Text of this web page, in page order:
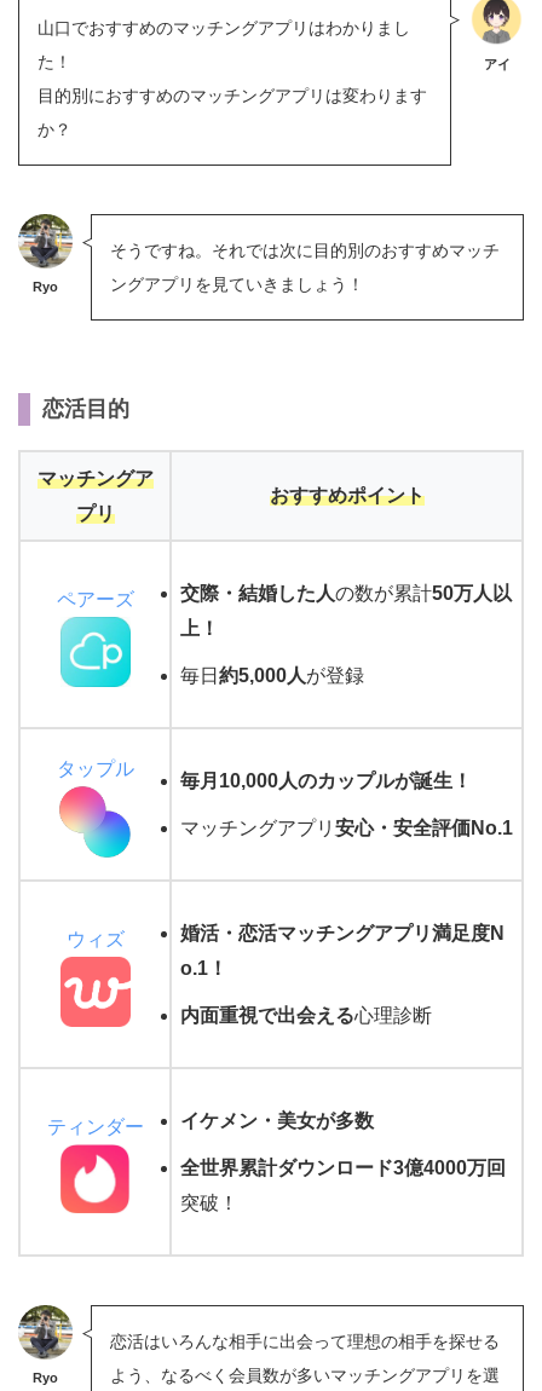
山口でおすすめのマッチングアプリはわかりまし
た！
目的別におすすめのマッチングアプリは変わります
か？
アイ
Ryo
そうですね。それでは次に目的別のおすすめマッチ
ングアプリを見ていきましょう！
恋活目的
マッチングア
プリ
おすすめポイント
ペアーズ 交際・結婚した人の数が累計50万人以
上！
毎日 約5,000人が登録
タップル
毎月10,000人のカップルが誕生！
マッチングアプリ 安心・安全評価No.1
ウィズ
婚活・恋活マッチングアプリ満足度N
o.1 ！
内面重視で出会える心理診断
ティンダー イケメン・美女が多数
全世界累計ダウンロード3億4000万回
突破！
Ryo
恋活はいろんな相手に出会って理想の相手を探せる
よう、なるべく会員数が多いマッチングアプリを選